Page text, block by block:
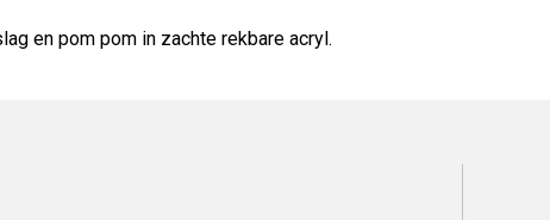
en pom pom in zachte rekbare acryl.